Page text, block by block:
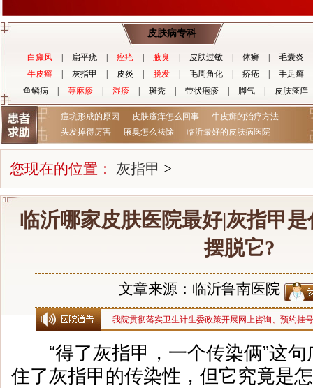
皮肤病专科
白癜风 扁平疣 痤疮 腋臭 皮肤过敏 体癣
毛囊炎
牛皮癣
灰指甲 皮炎 脱发 毛周角化 疥疮
手足癣
鱼鳞病
荨麻疹 湿疹 斑秃 带状疱疹 脚气 皮肤瘙痒
痘坑形成的原因 皮肤瘙痒怎么回事
牛皮癣的治疗方法
头发掉得厉害
腋臭怎么祛除 临沂最好的皮肤病医院
您现在的位置： 灰指甲 >
临沂哪家皮肤医院最好|灰指甲
摆脱它?
文章来源：临沂鲁南医院
我院贯彻落实卫生计生委政策开展网上咨询、预约挂
“得了灰指甲，一个传染俩”这句
住了灰指甲的传染性，但它究竟是